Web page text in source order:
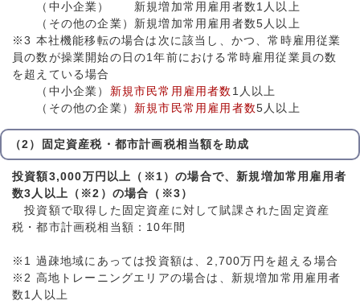
（中小企業） 新規増加常用雇用者数1人以上
（その他の企業）新規増加常用雇用者数5人以上
※3 本社機能移転の場合は次に該当し、かつ、常時雇用従業
員の数が操業開始の日の1年前における常時雇用従業員の数
を超えている場合
（中小企業） 新規市民常用雇用者数 1人以上
（その他の企業） 新規市民常用雇用者数5人以上
（2）固定資産税・都市計画税相当額を助成
投資額3,000万円以上（※1）の場合で、新規増加常用雇用者
数3人以上（※2）の場合（※3）
投資額で取得した固定資産に対して賦課された固定資産
税・都市計画税相当額：10年間
※1 過疎地域にあっては投資額は、2,700万円を超える場合
※2 高地トレーニングエリアの場合は、新規増加常用雇用者
数1人以上